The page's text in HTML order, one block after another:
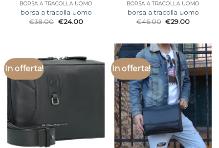
BORSA A TRACOLLA UOMO
borsa a tracolla uomo
€38.00 €24.00
BORSA A TRACOLLA UOMO
borsa a tracolla uomo
€46.00 €29.00
In offerta! In offerta!